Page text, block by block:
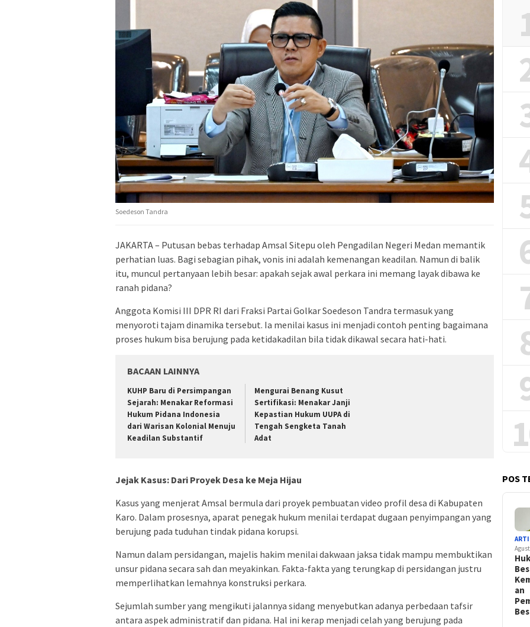
Soedeson Tandra
JAKARTA – Putusan bebas terhadap Amsal Sitepu oleh Pengadilan Negeri Medan memantik
perhatian luas. Bagi sebagian pihak, vonis ini adalah kemenangan keadilan. Namun di balik
itu, muncul pertanyaan lebih besar: apakah sejak awal perkara ini memang layak dibawa ke
ranah pidana?
Anggota Komisi III DPR RI dari Fraksi Partai Golkar Soedeson Tandra termasuk yang
menyoroti tajam dinamika tersebut. Ia menilai kasus ini menjadi contoh penting bagaimana
proses hukum bisa berujung pada ketidakadilan bila tidak dikawal secara hati-hati.
BACAAN LAINNYA
KUHP Baru di Persimpangan
Sejarah: Menakar Reformasi
Hukum Pidana Indonesia
dari Warisan Kolonial Menuju
Keadilan Substantif
Mengurai Benang Kusut
Sertifikasi: Menakar Janji
Kepastian Hukum UUPA di
Tengah Sengketa Tanah
Adat
Jejak Kasus: Dari Proyek Desa ke Meja Hijau
Kasus yang menjerat Amsal bermula dari proyek pembuatan video profil desa di Kabupaten
Karo. Dalam prosesnya, aparat penegak hukum menilai terdapat dugaan penyimpangan yang
berujung pada tuduhan tindak pidana korupsi.
Namun dalam persidangan, majelis hakim menilai dakwaan jaksa tidak mampu membuktikan
unsur pidana secara sah dan meyakinkan. Fakta-fakta yang terungkap di persidangan justru
memperlihatkan lemahnya konstruksi perkara.
Sejumlah sumber yang mengikuti jalannya sidang menyebutkan adanya perbedaan tafsir
antara aspek administratif dan pidana. Hal ini kerap menjadi celah yang berujung pada
POS
an